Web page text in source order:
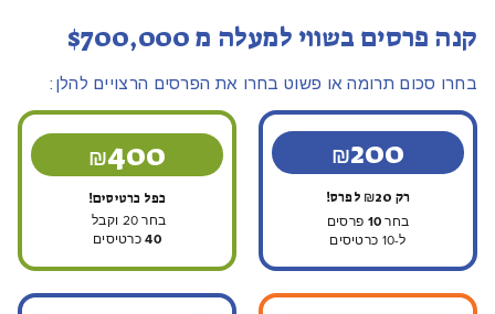
קנה פרסים בשווי למעלה מ $700,000
בחרו סכום תרומה או פשוט בחרו את הפרסים הרצויים להלן:
200
₪
רק 20 ₪ לפרס!
בחר10 פרסים
ל-10 כרטיסים
400
₪
כפל כרטיסים!
בחר 20 וקבל
40כרטיסים